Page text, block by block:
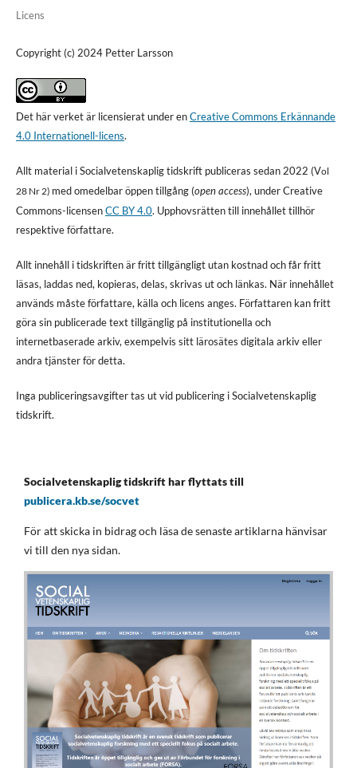
Licens
Copyright (c) 2024 Petter Larsson
Det här verket är licensierat under enCreative Commons Erkännande
4.0 Internationell-licens.
Allt material i Socialvetenskaplig tidskrift publiceras sedan 2022 (Vol
28 Nr 2) med omedelbar öppen tillgång (open access), under Creative
Commons-licensenCC BY 4.0. Upphovsrätten till innehållet tillhör
respektive författare.
Allt innehåll i tidskriften är fritt tillgängligt utan kostnad och får fritt
läsas, laddas ned, kopieras, delas, skrivas ut och länkas. När innehållet
används måste författare, källa och licens anges. Författaren kan fritt
göra sin publicerade text tillgänglig på institutionella och
internetbaserade arkiv, exempelvis sitt lärosätes digitala arkiv eller
andra tjänster för detta.
Inga publiceringsavgifter tas ut vid publicering i Socialvetenskaplig
tidskrift.
Socialvetenskaplig tidskrift har flyttats till
publicera.kb.se/socvet
För att skicka in bidrag och läsa de senaste artiklarna hänvisar
vi till den nya sidan.